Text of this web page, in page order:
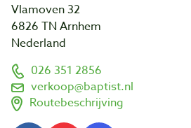
Vlamoven 32
6826 TN Arnhem
Nederland
026 351 2856
verkoop@baptist.nl
Routebeschrijving